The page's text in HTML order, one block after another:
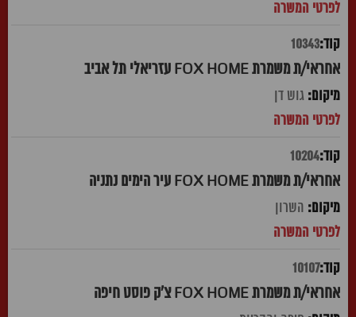
10343
אחראי/ת משמרת FOX HOME עזריאלי תל אביב
גוש דן
10204
אחראי/ת משמרת FOX HOME עיר הימים נתניה
השרון
10107
אחראי/ת משמרת FOX HOME צ'ק פוסט חיפה